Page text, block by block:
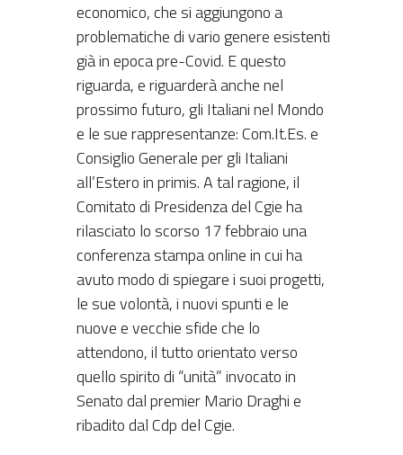
economico, che si aggiungono a
problematiche di vario genere esistenti
già in epoca pre-Covid. E questo
riguarda, e riguarderà anche nel
prossimo futuro, gli Italiani nel Mondo
e le sue rappresentanze: Com.It.Es. e
Consiglio Generale per gli Italiani
all’Estero in primis. A tal ragione, il
Comitato di Presidenza del Cgie ha
rilasciato lo scorso 17 febbraio una
conferenza stampa online in cui ha
avuto modo di spiegare i suoi progetti,
le sue volontà, i nuovi spunti e le
nuove e vecchie sfide che lo
attendono, il tutto orientato verso
quello spirito di “unità” invocato in
Senato dal premier Mario Draghi e
ribadito dal Cdp del Cgie.